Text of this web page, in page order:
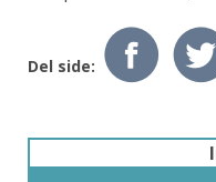
Del side: